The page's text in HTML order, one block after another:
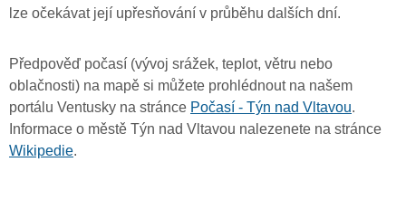
lze očekávat její upřesňování v průběhu dalších dní.
Předpověď počasí (vývoj srážek, teplot, větru nebo
oblačnosti) na mapě si můžete prohlédnout na našem
portálu Ventusky na stránce Počasí - Týn nad Vltavou.
Informace o městě Týn nad Vltavou nalezenete na stránce
Wikipedie.